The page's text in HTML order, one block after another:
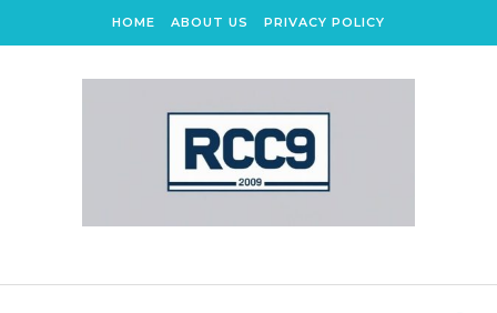
HOME ABOUT US PRIVACY POLICY